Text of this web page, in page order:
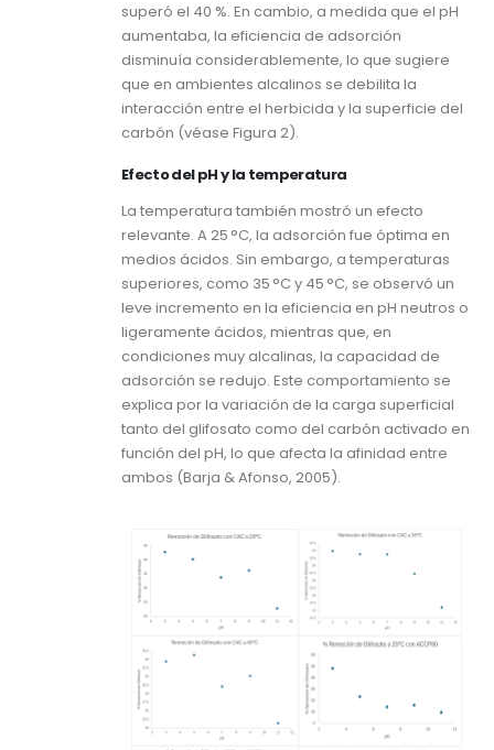
superó el 40 %. En cambio, a medida que el pH
aumentaba, la eficiencia de adsorción
disminuía considerablemente, lo que sugiere
que en ambientes alcalinos se debilita la
interacción entre el herbicida y la superficie del
carbón (véase Figura 2).
Efecto del pH y la temperatura
La temperatura también mostró un efecto
relevante. A 25 °C, la adsorción fue óptima en
medios ácidos. Sin embargo, a temperaturas
superiores, como 35 °C y 45 °C, se observó un
leve incremento en la eficiencia en pH neutros o
ligeramente ácidos, mientras que, en
condiciones muy alcalinas, la capacidad de
adsorción se redujo. Este comportamiento se
explica por la variación de la carga superficial
tanto del glifosato como del carbón activado en
función del pH, lo que afecta la afinidad entre
ambos (Barja & Afonso, 2005).